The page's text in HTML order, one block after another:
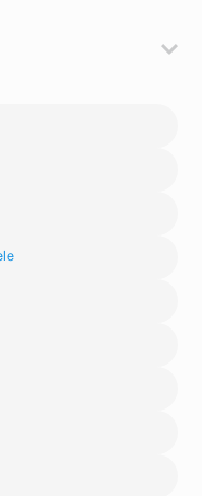
rosto e pescoço,
a noite.